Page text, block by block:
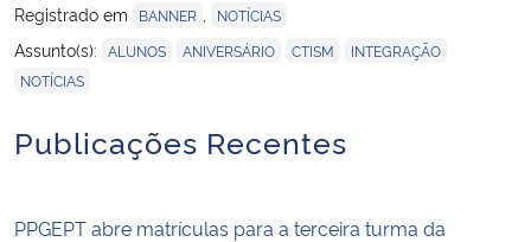
Registrado em
BANNER NOTÍCIAS
Assunto(s): ALUNOS ANIVERSÁRIO CTISM INTEGRAÇÃO
NOTÍCIAS
Publicações Recentes
PPGEPT abre matrículas para a terceira turma da